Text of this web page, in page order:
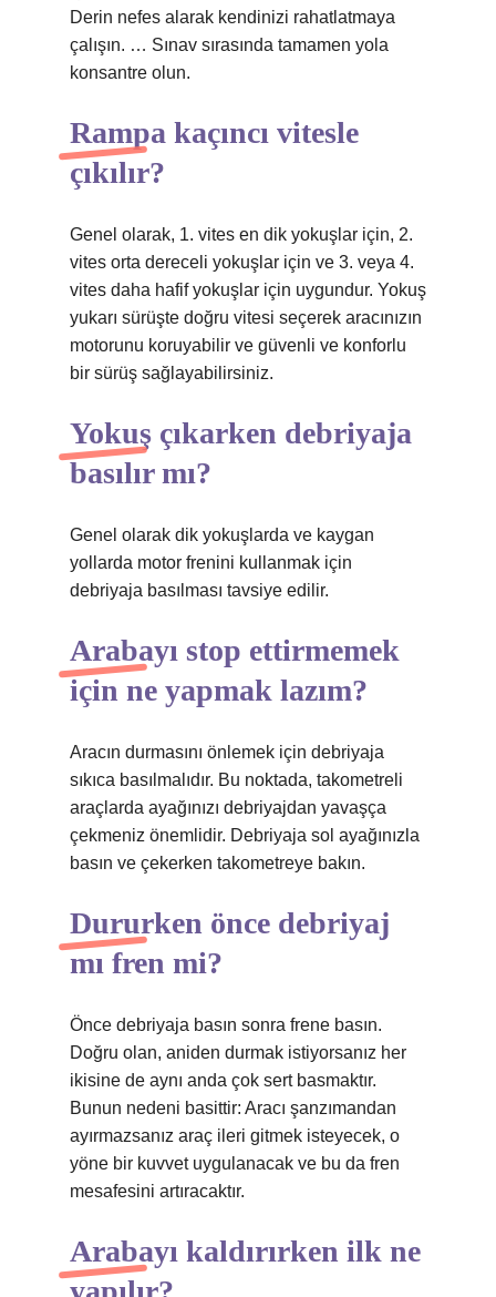
Derin nefes alarak kendinizi rahatlatmaya
çalışın. … Sınav sırasında tamamen yola
konsantre olun.
Rampa kaçıncı vitesle
çıkılır?
Genel olarak, 1. vites en dik yokuşlar için, 2.
vites orta dereceli yokuşlar için ve 3. veya 4.
vites daha hafif yokuşlar için uygundur. Yokuş
yukarı sürüşte doğru vitesi seçerek aracınızın
motorunu koruyabilir ve güvenli ve konforlu
bir sürüş sağlayabilirsiniz.
Yokuş çıkarken debriyaja
basılır mı?
Genel olarak dik yokuşlarda ve kaygan
yollarda motor frenini kullanmak için
debriyaja basılması tavsiye edilir.
Arabayı stop ettirmemek
için ne yapmak lazım?
Aracın durmasını önlemek için debriyaja
sıkıca basılmalıdır. Bu noktada, takometreli
araçlarda ayağınızı debriyajdan yavaşça
çekmeniz önemlidir. Debriyaja sol ayağınızla
basın ve çekerken takometreye bakın.
Dururken önce debriyaj
mı fren mi?
Önce debriyaja basın sonra frene basın.
Doğru olan, aniden durmak istiyorsanız her
ikisine de aynı anda çok sert basmaktır.
Bunun nedeni basittir: Aracı şanzımandan
ayırmazsanız araç ileri gitmek isteyecek, o
yöne bir kuvvet uygulanacak ve bu da fren
mesafesini artıracaktır.
Arabayı kaldırırken ilk ne